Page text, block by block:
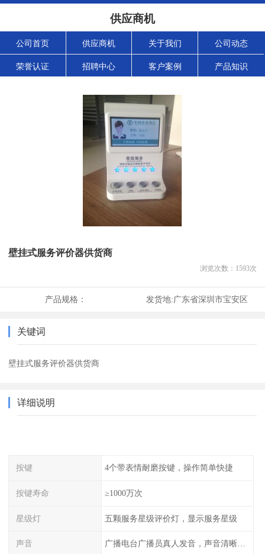
供应商机
公司首页 供应商机 关于我们 公司动态
荣誉认证 招聘中心 客户案例 产品知识
壁挂式服务评价器供货商
浏览次数： 1593次
产品规格： 发货地:广东省深圳市宝安区
关键词
壁挂式服务评价器供货商
详细说明
按键 4个带表情耐磨按键，操作简单快捷
按键寿命 ≥1000万次
星级灯 五颗服务星级评价灯，显示服务星级
声音 广播电台广播员真人发音，声音清晰甜美